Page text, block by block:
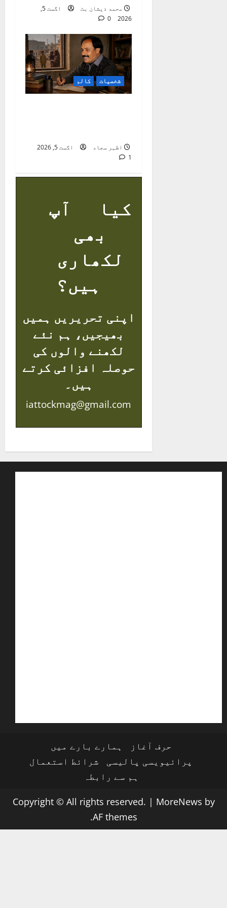
محمد ذیشان بٹ
اگست 5,
2026
0
شخصیات کالم
اظہر سجاد
اگست 5, 2026
1
کیا آپ
بھی
لکھاری
ہیں؟
اپنی تحریریں ہمیں
بھیجیں، ہم نئے
لکھنے والوں کی
حوصلہ افزائی کرتے
ہیں۔
iattockmag@gmail.com
حرف آغاز
ہمارے بارے میں
پرائیویسی پالیسی
شرائط استعمال
ہم سے رابطہ
Copyright © All rights reserved. | MoreNews by
AF themes.